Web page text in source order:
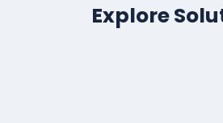
Explore